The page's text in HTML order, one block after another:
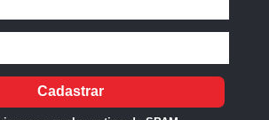
Cadastrar